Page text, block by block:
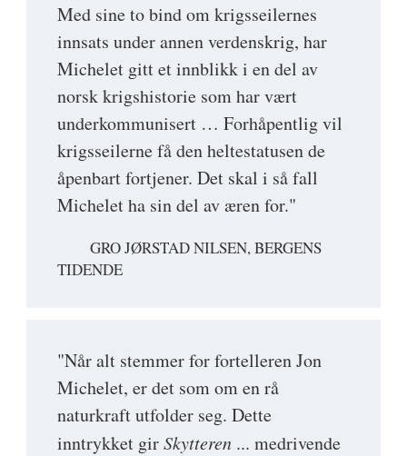
Med sine to bind om krigsseilernes
innsats under annen verdenskrig, har
Michelet gitt et innblikk i en del av
norsk krigshistorie som har vært
underkommunisert … Forhåpentlig vil
krigsseilerne få den heltestatusen de
åpenbart fortjener. Det skal i så fall
Michelet ha sin del av æren for."
GRO JØRSTAD NILSEN, BERGENS
TIDENDE
"Når alt stemmer for fortelleren Jon
Michelet, er det som om en rå
naturkraft utfolder seg. Dette
inntrykket girSkytteren ... medrivende